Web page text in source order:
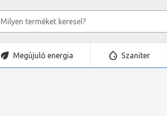
Megújuló energia Szaniter